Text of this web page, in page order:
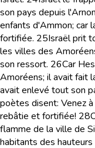
son pays depuis
enfants d'Ammon; car
fortifiée. 25Israël prit
les villes des
son ressort. 26Car
Amoréens; il avait fait
avait enlevé tout son
poètes disent: Venez
rebâtie et fortifiée! 28
flamme de la ville de
habitants des hauteurs